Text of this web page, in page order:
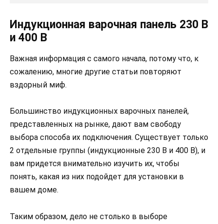
Индукционная варочная панель 230 В
и 400 В
Важная информация с самого начала, потому что, к
сожалению, многие другие статьи повторяют
вздорный миф.
Большинство индукционных варочных панелей,
представленных на рынке, дают вам свободу
выбора способа их подключения. Существует только
2 отдельные группы (индукционные 230 В и 400 В), и
вам придется внимательно изучить их, чтобы
понять, какая из них подойдет для установки в
вашем доме.
Таким образом, дело не столько в выборе